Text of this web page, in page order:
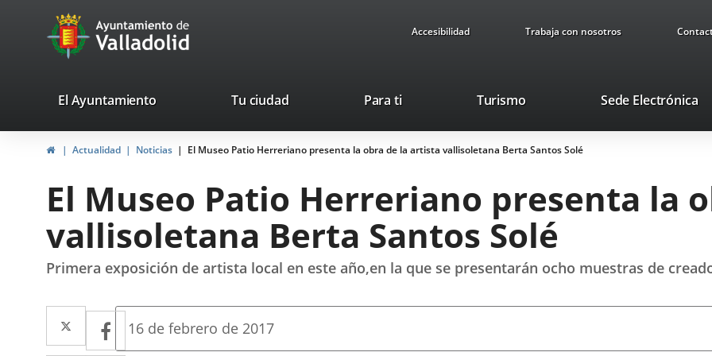
Portal
Web
Ayuntamiento
de
Accesibilidad Trabaja con nosotros
valladolid.es
El Ayuntamiento Tu ciudad Para ti TurismoEste
se
abrirá
ventana
nueva.
Sede Electrónica
InicioActualidad Noticias El Museo Patio Herreriano presenta la obra de la artista vallisoletana Berta Santos Solé
El Museo Patio Herreriano presenta la
vallisoletana Berta Santos Solé
Primera exposición de artista local en este año,en la que se presentarán ocho muestras de
Twitter
Enlace
a
Facebook
Enlace
Fecha
16 de febrero de 2017